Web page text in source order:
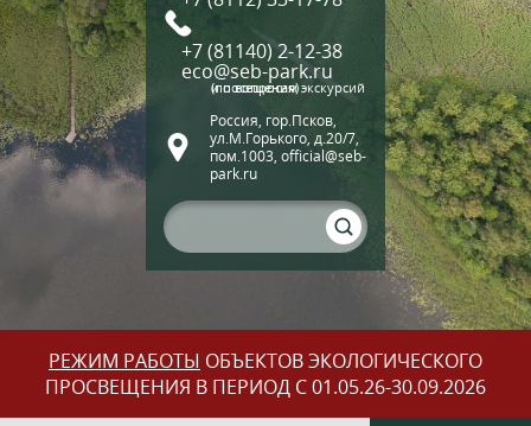
+7 (81140) 2-12-38
eco@seb-park.ru
(по вопросам экскурсий и посещения)
Россия, гор.Псков,
ул.М.Горького, д.20/7,
пом.1003, official@seb-
park.ru
РЕЖИМ РАБОТЫ ОБЪЕКТОВ ЭКОЛОГИЧЕСКОГО
ПРОСВЕЩЕНИЯ В ПЕРИОД С 01.05.26-30.09.2026